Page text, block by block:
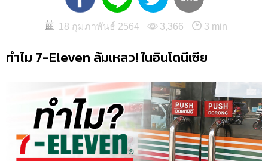
18 กุมภาพันธ์ 2564 3,366 3 min
ทำไม 7-Eleven ล้มเหลว! ในอินโดนีเซีย